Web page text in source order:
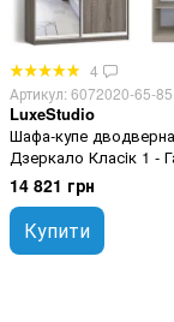
4
Артикул: 6072020-65-85
LuxeStudio
Шафа-купе
Дзеркало Класiк 1 -
170х220х60 (ШхВхГ),
Так
14 821 грн
Купити